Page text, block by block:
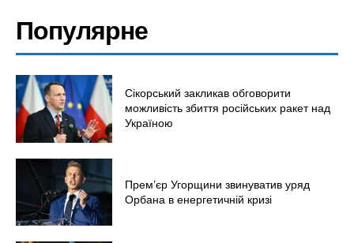
Економіка
Політика
Світ
Технології
Війна
Популярне
Сікорський закликав обговорити
можливість збиття російських ракет над
Україною
Прем’єр Угорщини звинуватив уряд
Орбана в енергетичній кризі